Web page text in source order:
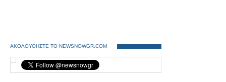
ΑΚΟΛΟΥΘΗΣΤΕ ΤΟ NEWSNOWGR.COM